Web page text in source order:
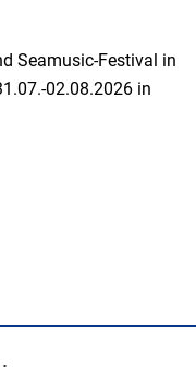
Seamusic-Festival in
02.08.2026 in